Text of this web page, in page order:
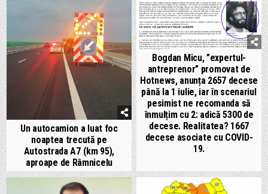
Un autocamion a luat foc
noaptea trecută pe
Autostrada A7 (km 95),
aproape de Râmnicelu
Bogdan Micu, ”expertul-
antreprenor” promovat de
Hotnews, anunța 2657 decese
până la 1 iulie, iar în scenariul
pesimist ne recomanda să
înmulțim cu 2: adică 5300 de
decese. Realitatea? 1667
decese asociate cu COVID-
19.